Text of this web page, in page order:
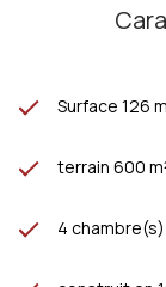
Surface 126
terrain 600
4 chambre(s)